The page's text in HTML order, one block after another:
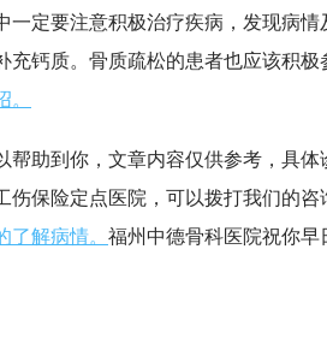
定要注意积极治疗疾病，发现病情
钙质。骨质疏松的患者也应该积极
助到你，文章内容仅供参考，具体
保险定点医院，可以拨打我们的咨
解病情。 福州中德骨科医院祝你早